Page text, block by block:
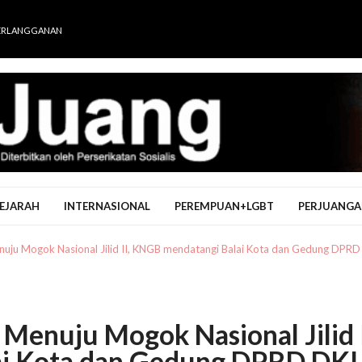
INTERNASIONAL PEREMPUAN+LGBT
Mogok Nasional Jilid II, KNGB mendatangi Balai Kota dan Gedung
Mogok Nasional Jilid